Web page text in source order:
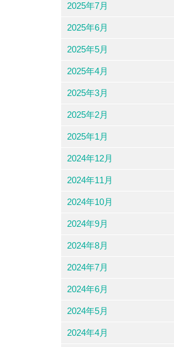
2025年7月
2025年6月
2025年5月
2025年4月
2025年3月
2025年2月
2025年1月
2024年12月
2024年11月
2024年10月
2024年9月
2024年8月
2024年7月
2024年6月
2024年5月
2024年4月